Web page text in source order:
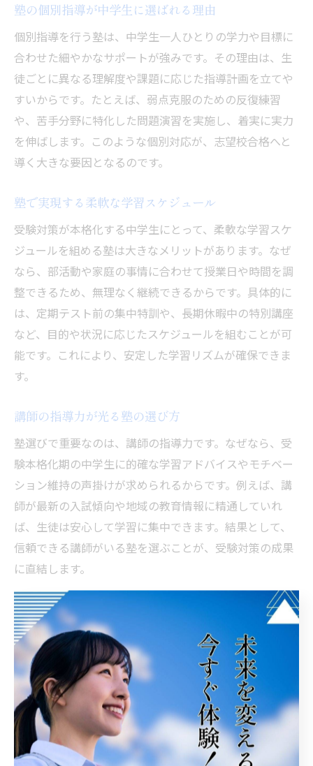
塾の個別指導が中学生に選ばれる理由
個別指導を行う塾は、中学生一人ひとりの学力や目標に
合わせた細やかなサポートが強みです。その理由は、生
徒ごとに異なる理解度や課題に応じた指導計画を立てや
すいからです。たとえば、弱点克服のための反復練習
や、苦手分野に特化した問題演習を実施し、着実に実力
を伸ばします。このような個別対応が、志望校合格へと
導く大きな要因となるのです。
塾で実現する柔軟な学習スケジュール
受験対策が本格化する中学生にとって、柔軟な学習スケ
ジュールを組める塾は大きなメリットがあります。なぜ
なら、部活動や家庭の事情に合わせて授業日や時間を調
整できるため、無理なく継続できるからです。具体的に
は、定期テスト前の集中特訓や、長期休暇中の特別講座
など、目的や状況に応じたスケジュールを組むことが可
能です。これにより、安定した学習リズムが確保できま
す。
講師の指導力が光る塾の選び方
塾選びで重要なのは、講師の指導力です。なぜなら、受
験本格化期の中学生に的確な学習アドバイスやモチベー
ション維持の声掛けが求められるからです。例えば、講
師が最新の入試傾向や地域の教育情報に精通していれ
ば、生徒は安心して学習に集中できます。結果として、
信頼できる講師がいる塾を選ぶことが、受験対策の成果
に直結します。
塾の学習環境が受験対策に与える影響
塾の学習環境は、受験対策の効率や成果に大きく影響し
ます。理由は、集中できる静かな空間や、質問しやすい
雰囲気が学習意欲を高めるからです。具体的には、自習
スペースの充実や、講師への気軽な質問対応などが挙げ
られます。こうした環境が整っている塾は、生徒の学習
定着や成績向上を効果的にサポートします。